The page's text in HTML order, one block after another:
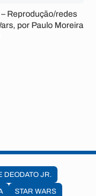
Reprodução/redes
por Paulo Moreira
DEODATO JR.
STAR WARS